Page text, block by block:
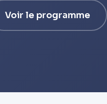
Voir le programme